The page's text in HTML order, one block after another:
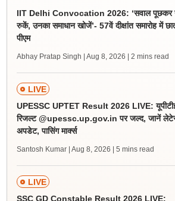
IIT Delhi Convocation 2026: ‘सवाल पूछकर
रुकें, उनका समाधान खोजें’- 57वें दीक्षांत समारोह में
पीएम
Abhay Pratap Singh | Aug 8, 2026 | 2 mins read
LIVE
UPESSC UPTET Result 2026 LIVE:
रिजल्ट @upessc.up.gov.in पर जल्द, जानें
अपडेट, पासिंग मार्क्स
Santosh Kumar | Aug 8, 2026 | 5 mins read
LIVE
SSC GD Constable Result 2026 LIVE: